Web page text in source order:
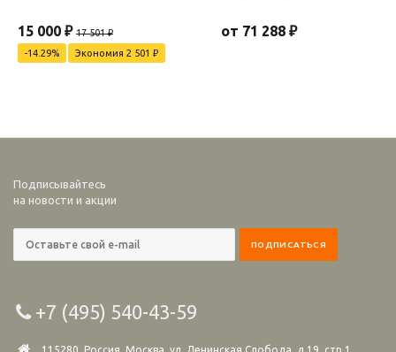
15 000 ₽ 17 501 ₽
-14.29%
Экономия 2 501 ₽
от 71 288 ₽
Подписывайтесь
на новости и акции
+7 (495) 540-43-59